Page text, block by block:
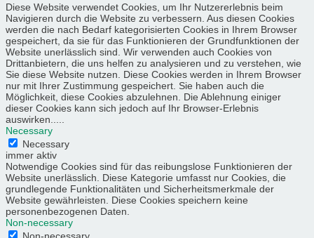
Diese Website verwendet Cookies, um Ihr Nutzererlebnis beim
Navigieren durch die Website zu verbessern. Aus diesen Cookies
werden die nach Bedarf kategorisierten Cookies in Ihrem Browser
gespeichert, da sie für das Funktionieren der Grundfunktionen der
Website unerlässlich sind. Wir verwenden auch Cookies von
Drittanbietern, die uns helfen zu analysieren und zu verstehen, wie
Sie diese Website nutzen. Diese Cookies werden in Ihrem Browser
nur mit Ihrer Zustimmung gespeichert. Sie haben auch die
Möglichkeit, diese Cookies abzulehnen. Die Ablehnung einiger
dieser Cookies kann sich jedoch auf Ihr Browser-Erlebnis
auswirken.....
Necessary
Necessary
immer aktiv
Notwendige Cookies sind für das reibungslose Funktionieren der
Website unerlässlich. Diese Kategorie umfasst nur Cookies, die
grundlegende Funktionalitäten und Sicherheitsmerkmale der
Website gewährleisten. Diese Cookies speichern keine
personenbezogenen Daten.
Non-necessary